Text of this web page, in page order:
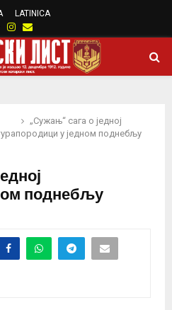
LATINICA
Facebook
Instagram
Email
„Сужањ“ сага о једној
породици у једном поднебљу
поднебљу